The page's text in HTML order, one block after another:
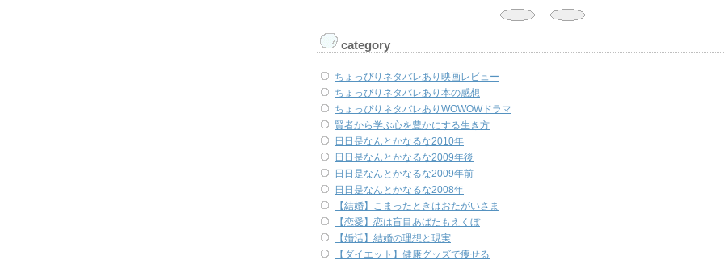
category
ちょっぴりネタバレあり映画レビュー
ちょっぴりネタバレあり本の感想
ちょっぴりネタバレありWOWOWドラマ
賢者から学ぶ心を豊かにする生き方
日日是なんとかなるな2010年
日日是なんとかなるな2009年後
日日是なんとかなるな2009年前
日日是なんとかなるな2008年
【結婚】こまったときはおたがいさま
【恋愛】恋は盲目あばたもえくぼ
【婚活】結婚の理想と現実
【ダイエット】健康グッズで痩せる